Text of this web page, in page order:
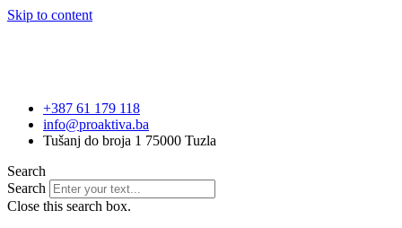
Skip to content
+387 61 179 118
info@proaktiva.ba
Tušanj do broja 1 75000 Tuzla
Search
Search
Close this search box.